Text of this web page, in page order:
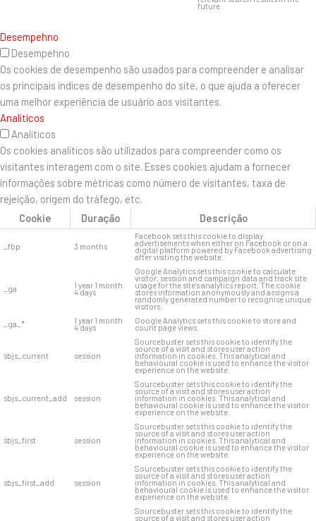
future.
Desempehno
Desempehno
Os cookies de desempenho são usados ​​para compreender e analisar
os principais índices de desempenho do site, o que ajuda a oferecer
uma melhor experiência de usuário aos visitantes.
Analíticos
Analíticos
Os cookies analíticos são utilizados para compreender como os
visitantes interagem com o site. Esses cookies ajudam a fornecer
informações sobre métricas como número de visitantes, taxa de
rejeição, origem do tráfego, etc.
Cookie
Duração Descrição
_fbp 3 months
Facebook sets this cookie to display
advertisements when either on Facebook or on a
digital platform powered by Facebook advertising
after visiting the website.
_ga 1 year 1 month
4 days
Google Analytics sets this cookie to calculate
visitor, session and campaign data and track site
usage for the site's analytics report. The cookie
stores information anonymously and assigns a
randomly generated number to recognise unique
visitors.
_ga_*
1 year 1 month
4 days
Google Analytics sets this cookie to store and
count page views.
sbjs_current session
Sourcebuster sets this cookie to identify the
source of a visit and stores user action
information in cookies. This analytical and
behavioural cookie is used to enhance the visitor
experience on the website.
sbjs_current_add session
Sourcebuster sets this cookie to identify the
source of a visit and stores user action
information in cookies. This analytical and
behavioural cookie is used to enhance the visitor
experience on the website.
sbjs_first session
Sourcebuster sets this cookie to identify the
source of a visit and stores user action
information in cookies. This analytical and
behavioural cookie is used to enhance the visitor
experience on the website.
sbjs_first_add session
Sourcebuster sets this cookie to identify the
source of a visit and stores user action
information in cookies. This analytical and
behavioural cookie is used to enhance the visitor
experience on the website.
Sourcebuster sets this cookie to identify the
source of a visit and stores user action